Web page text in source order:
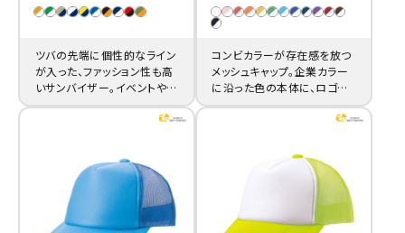
ツバの先端に個性的なライン
が入った、ファッション性も高
いサンバイザー。イベントやス
コンビカラーが存在感を放つ
メッシュキャップ。企業カラー
に沿った色の本体に、ロゴや